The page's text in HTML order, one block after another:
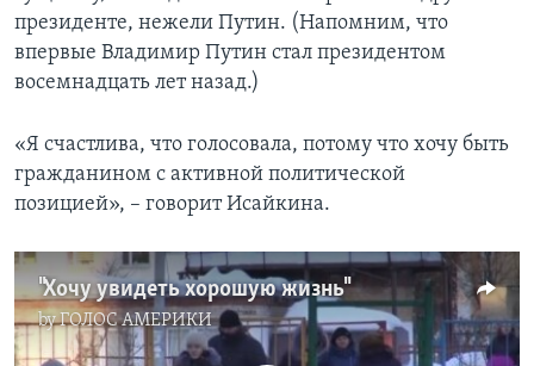
президенте, нежели Путин. (Напомним, что
впервые Владимир Путин стал президентом
восемнадцать лет назад.)
«Я счастлива, что голосовала, потому что хочу быть
гражданином с активной политической
позицией», – говорит Исайкина.
"Хочу увидеть хорошую жизнь"
byГОЛОС АМЕРИКИ